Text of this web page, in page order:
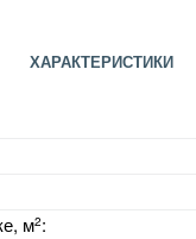
ХАРАКТЕРИСТИКИ
м2: